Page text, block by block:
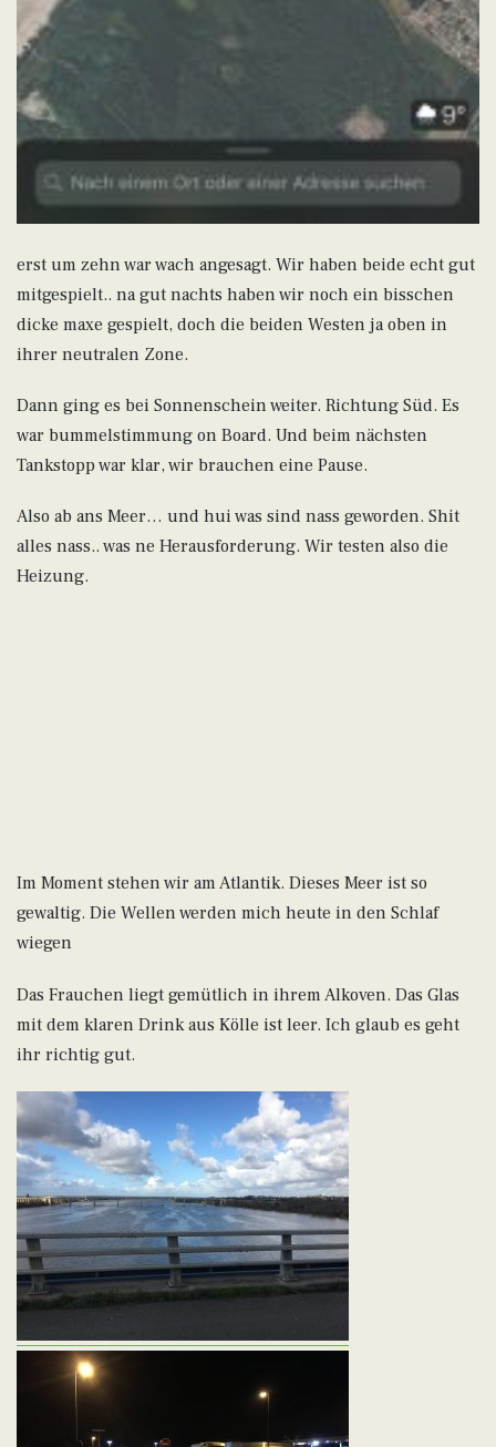
erst um zehn war wach angesagt. Wir haben beide echt gut
mitgespielt.. na gut nachts haben wir noch ein bisschen
dicke maxe gespielt, doch die beiden Westen ja oben in
ihrer neutralen Zone.
Dann ging es bei Sonnenschein weiter. Richtung Süd. Es
war bummelstimmung on Board. Und beim nächsten
Tankstopp war klar, wir brauchen eine Pause.
Also ab ans Meer… und hui was sind nass geworden. Shit
alles nass.. was ne Herausforderung. Wir testen also die
Heizung.
Im Moment stehen wir am Atlantik. Dieses Meer ist so
gewaltig. Die Wellen werden mich heute in den Schlaf
wiegen
Das Frauchen liegt gemütlich in ihrem Alkoven. Das Glas
mit dem klaren Drink aus Kölle ist leer. Ich glaub es geht
ihr richtig gut.